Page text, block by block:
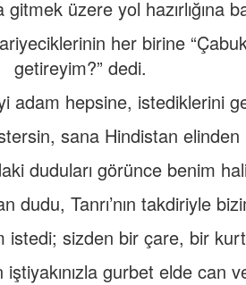
üzere yol hazırlığına
her birine
getireyim?” dedi.
adam hepsine, istediklerini
sana Hindistan elinden
duduları görünce benim
dudu, Tanrı’nın takdiriyle
istedi; sizden bir çare, bir
iştiyakınızla gurbet elde can